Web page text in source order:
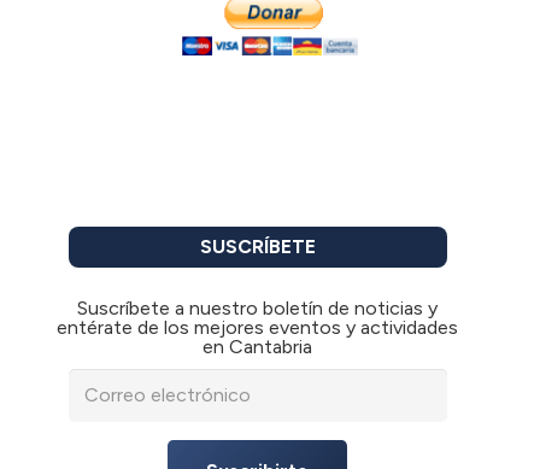
SUSCRÍBETE
Suscríbete a nuestro boletín de noticias y
entérate de los mejores eventos y actividades
en Cantabria